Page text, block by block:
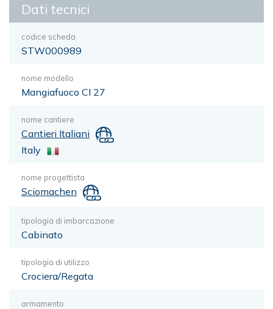
Dati tecnici
codice scheda
STW000989
nome modello
Mangiafuoco CI 27
nome cantiere
Cantieri Italiani
Italy
nome progettista
Sciomachen
tipologia di imbarcazione
Cabinato
tipologia di utilizzo
Crociera/Regata
armamento